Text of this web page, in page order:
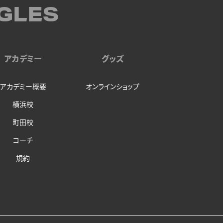
アカデミー
アカデミー概要
横浜校
町田校
コーチ
規約
グッズ
オンラインショップ